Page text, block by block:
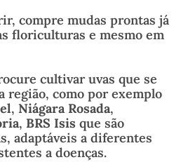
compre mudas prontas já
floriculturas e mesmo em
cultivar uvas que se
região, como por exemplo
, Niágara Rosada,
, BRS Isis que são
adaptáveis a diferentes
a doenças.